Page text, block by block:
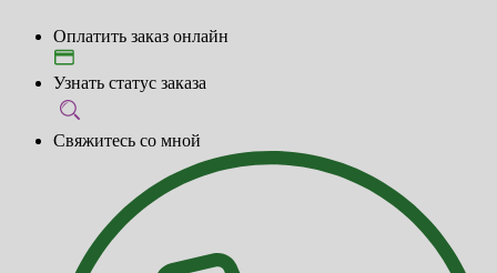
Оплатить заказ онлайн
Узнать статус заказа
Свяжитесь со мной